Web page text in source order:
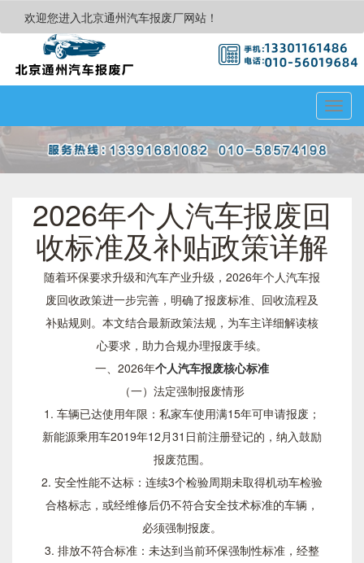
欢迎您进入北京通州汽车报废厂网站！
2026年个人汽车报废回
收标准及补贴政策详解
随着环保要求升级和汽车产业升级，2026年个人汽车报
废回收政策进一步完善，明确了报废标准、回收流程及
补贴规则。本文结合最新政策法规，为车主详细解读核
心要求，助力合规办理报废手续。
一、2026年个人汽车报废核心标准
（一）法定强制报废情形
1. 车辆已达使用年限：私家车使用满15年可申请报废；
新能源乘用车2019年12月31日前注册登记的，纳入鼓励
报废范围。
2. 安全性能不达标：连续3个检验周期未取得机动车检验
合格标志，或经维修后仍不符合安全技术标准的车辆，
必须强制报废。
3. 排放不符合标准：未达到当前环保强制性标准，经整